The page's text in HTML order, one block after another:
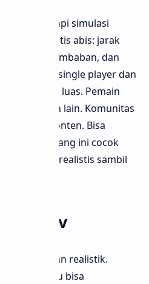
murni, tapi simulasi
di sini realistis abis: jarak
angin, kelembaban, dan
Ada misi single player dan
map super luas. Pemain
pasukan lain. Komunitas
konten. Bisa
bilang ini cocok
sniper realistis sambil
Tarkov
brutal dan realistik.
di sini kamu bisa